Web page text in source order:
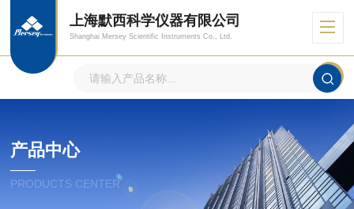
上海默西科学仪器有限公司
Shanghai Mersey Scientific Instruments Co., Ltd.
产品中心
PRODUCTS CENTER